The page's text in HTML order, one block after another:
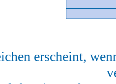
erscheint,